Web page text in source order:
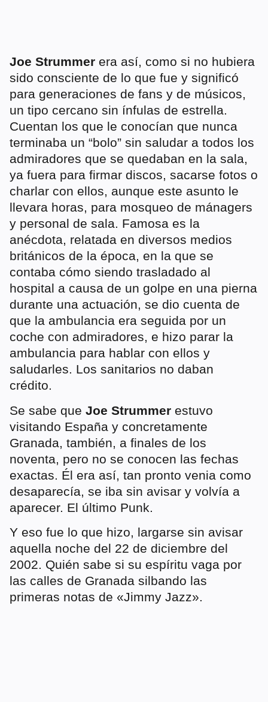
Joe Strummer era así, como si no hubiera
sido consciente de lo que fue y significó
para generaciones de fans y de músicos,
un tipo cercano sin ínfulas de estrella.
Cuentan los que le conocían que nunca
terminaba un “bolo” sin saludar a todos los
admiradores que se quedaban en la sala,
ya fuera para firmar discos, sacarse fotos o
charlar con ellos, aunque este asunto le
llevara horas, para mosqueo de mánagers
y personal de sala. Famosa es la
anécdota, relatada en diversos medios
británicos de la época, en la que se
contaba cómo siendo trasladado al
hospital a causa de un golpe en una pierna
durante una actuación, se dio cuenta de
que la ambulancia era seguida por un
coche con admiradores, e hizo parar la
ambulancia para hablar con ellos y
saludarles. Los sanitarios no daban
crédito.
Se sabe que Joe Strummer estuvo
visitando España y concretamente
Granada, también, a finales de los
noventa, pero no se conocen las fechas
exactas. Él era así, tan pronto venia como
desaparecía, se iba sin avisar y volvía a
aparecer. El último Punk.
Y eso fue lo que hizo, largarse sin avisar
aquella noche del 22 de diciembre del
2002. Quién sabe si su espíritu vaga por
las calles de Granada silbando las
primeras notas de «Jimmy Jazz».